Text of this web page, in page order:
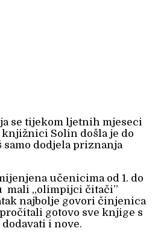
se tijekom ljetnih mjeseci
knjižnici Solin došla je do
dodjela priznanja
učenicima od 1. do
mali „olimpijci čitači”
najbolje govori činjenica
gotovo sve knjige s
i nove.